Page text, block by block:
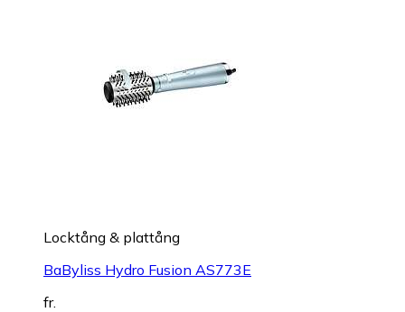
Locktång & plattång
BaByliss Hydro Fusion AS773E
fr.